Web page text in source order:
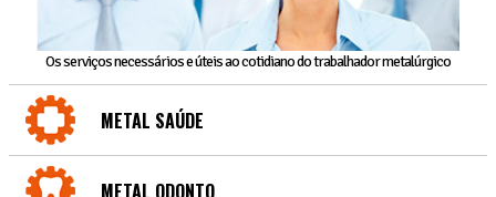
Os serviços necessários e úteis ao cotidiano do trabalhador metalúrgico
METAL SAÚDE
METAL ODONTO